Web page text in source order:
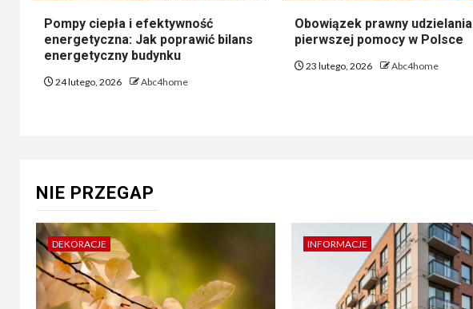
Pompy ciepła i efektywność
energetyczna: Jak poprawić bilans
energetyczny budynku
24 lutego, 2026 Abc4home
Obowiązek prawny udzielania
pierwszej pomocy w Polsce
23 lutego, 2026 Abc4home
NIE PRZEGAP
DEKORACJE INFORMACJE